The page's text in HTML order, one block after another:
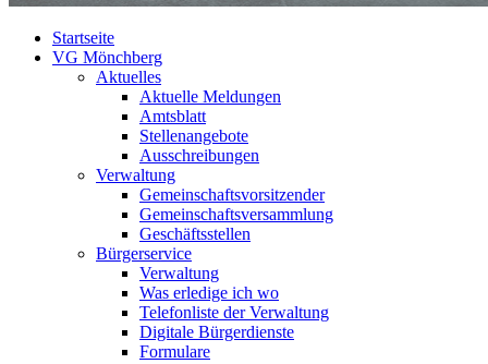
Startseite
VG Mönchberg
Aktuelles
Aktuelle Meldungen
Amtsblatt
Stellenangebote
Ausschreibungen
Verwaltung
Gemeinschaftsvorsitzender
Gemeinschaftsversammlung
Geschäftsstellen
Bürgerservice
Verwaltung
Was erledige ich wo
Telefonliste der Verwaltung
Digitale Bürgerdienste
Formulare